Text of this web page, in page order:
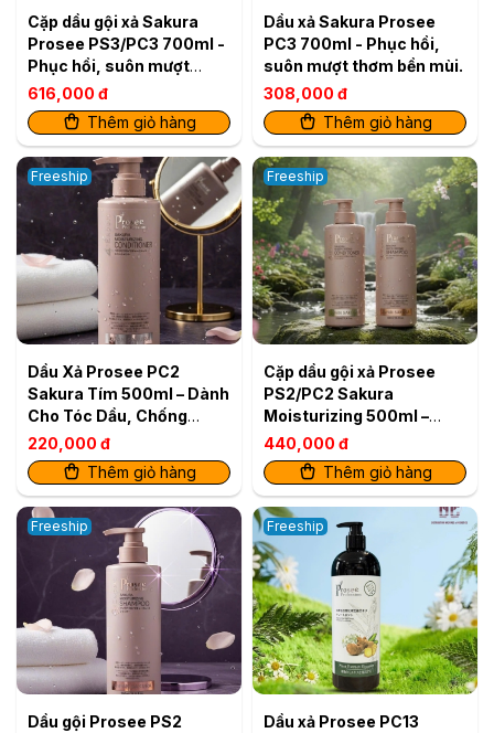
Cặp dầu gội xả Sakura
Prosee PS3/PC3 700ml -
Phục hồi, suôn mượt
thơm bền mùi.
616,000 đ
Thêm giỏ hàng
Dầu xả Sakura Prosee
PC3 700ml - Phục hồi,
suôn mượt thơm bền mùi.
308,000 đ
Thêm giỏ hàng
Freeship
Dầu Xả Prosee PC2
Sakura Tím 500ml – Dành
Cho Tóc Dầu, Chống
Rụng Tóc
220,000 đ
Thêm giỏ hàng
Freeship
Cặp dầu gội xả Prosee
PS2/PC2 Sakura
Moisturizing 500ml –
Dành cho tóc dầu, ngăn
rụng & dưỡng ẩm
440,000 đ
Thêm giỏ hàng
Freeship
Dầu gội Prosee PS2
Freeship
Dầu xả Prosee PC13